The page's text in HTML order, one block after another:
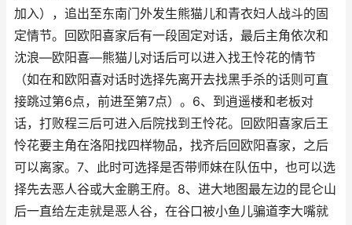
加入），追出至东南门外发生熊猫儿和青衣妇人战斗的固
定情节。回欧阳喜家后有一段固定对话，最后主角依次和
沈浪—欧阳喜—熊猫儿对话后可以进入找王怜花的情节
（如在和欧阳喜对话时选择先离开去找黑手杀的话则可直
接跳过第6点，前进至第7点）。6、到逍遥楼和老板对
话，打败程三后可进入后院找到王怜花。回欧阳喜家后王
怜花要主角在洛阳找四样物品，找齐后回欧阳喜家，之后
可以离家。7、此时可选择是否带师妹在队伍中，也可以选
择先去恶人谷或大金鹏王府。8、进大地图最左边的昆仑山
后一直给左走就是恶人谷，在谷口被小鱼儿骗道李大嘴就